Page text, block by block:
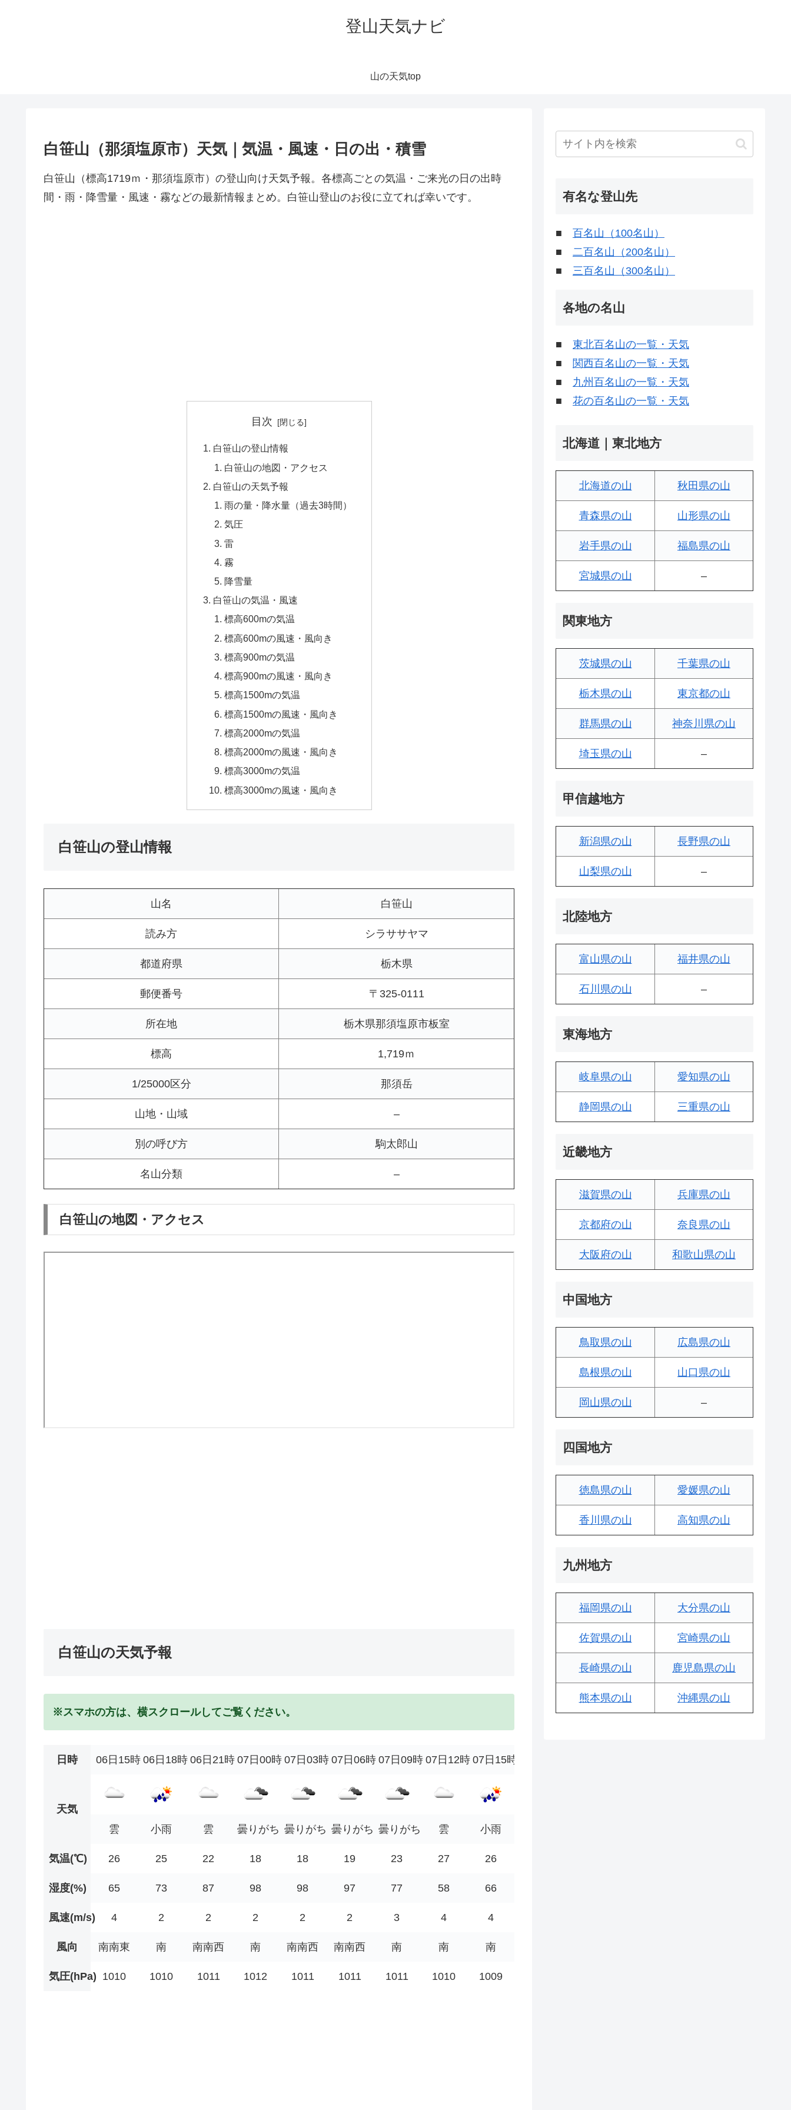
登山天気ナビ
山の天気top
白笹山（那須塩原市）天気｜気温・風速・日の出・積雪
白笹山（標高1719ｍ・那須塩原市）の登山向け天気予報。各標高ごとの気温・ご来光の日の出時
間・雨・降雪量・風速・霧などの最新情報まとめ。白笹山登山のお役に立てれば幸いです。
目次
白笹山の登山情報
白笹山の地図・アクセス
白笹山の天気予報
雨の量・降水量（過去3時間）
気圧
雷
霧
降雪量
白笹山の気温・風速
標高600mの気温
標高600mの風速・風向き
標高900mの気温
標高900mの風速・風向き
標高1500mの気温
標高1500mの風速・風向き
標高2000mの気温
標高2000mの風速・風向き
標高3000mの気温
標高3000mの風速・風向き
白笹山の登山情報
山名 白笹山
読み方 シラササヤマ
都道府県 栃木県
郵便番号 〒325-0111
所在地 栃木県那須塩原市板室
標高 1,719ｍ
1/25000区分 那須岳
山地・山域 –
別の呼び方 駒太郎山
名山分類 –
白笹山の地図・アクセス
白笹山の天気予報
※スマホの方は、横スクロールしてご覧ください。
日時 06日15時 06日18時 06日21時 07日00時 07日03時 07日06時 07日09時 07日12時 07日15時
天気
雲
小雨 雲 曇りがち 曇りがち 曇りがち 曇りがち 雲 小雨
気温(℃) 26 25 22 18 18 19 23 27 26
湿度(%) 65 73 87 98 98 97 77 58 66
風速(m/s) 4 2 2 2 2 2 3 4 4
風向 南南東 南 南南西 南 南南西 南南西 南 南 南
気圧(hPa) 1010 1010 1011 1012 1011 1011 1011 1010 1009
有名な登山先
■ 百名山（100名山）
■ 二百名山（200名山）
■ 三百名山（300名山）
各地の名山
■ 東北百名山の一覧・天気
■ 関西百名山の一覧・天気
■ 九州百名山の一覧・天気
■ 花の百名山の一覧・天気
北海道｜東北地方
北海道の山 秋田県の山
青森県の山 山形県の山
岩手県の山 福島県の山
宮城県の山 –
関東地方
茨城県の山 千葉県の山
栃木県の山 東京都の山
群馬県の山 神奈川県の山
埼玉県の山 –
甲信越地方
新潟県の山 長野県の山
山梨県の山 –
北陸地方
富山県の山 福井県の山
石川県の山 –
東海地方
岐阜県の山 愛知県の山
静岡県の山 三重県の山
近畿地方
滋賀県の山 兵庫県の山
京都府の山 奈良県の山
大阪府の山 和歌山県の山
中国地方
鳥取県の山 広島県の山
島根県の山 山口県の山
岡山県の山 –
四国地方
徳島県の山 愛媛県の山
香川県の山 高知県の山
九州地方
福岡県の山 大分県の山
佐賀県の山 宮崎県の山
長崎県の山 鹿児島県の山
熊本県の山 沖縄県の山